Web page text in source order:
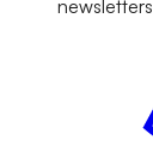
newsletters